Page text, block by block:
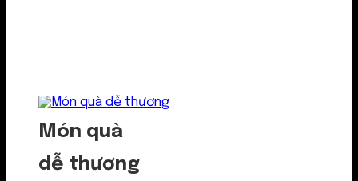
Món quà
dễ thương